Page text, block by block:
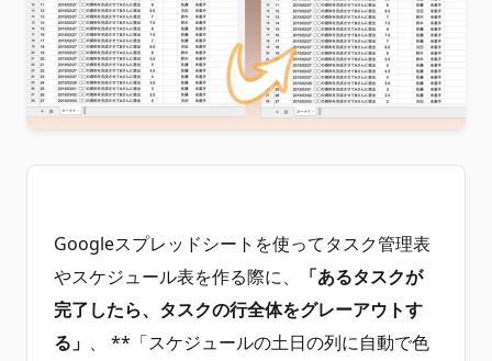
Googleスプレッドシートを使ってタスク管理表
やスケジュール表を作る際に、
「あるタスクが
完了したら、タスクの行全体をグレーアウトす
る」 、 **「スケジュールの土日の列に自動で色